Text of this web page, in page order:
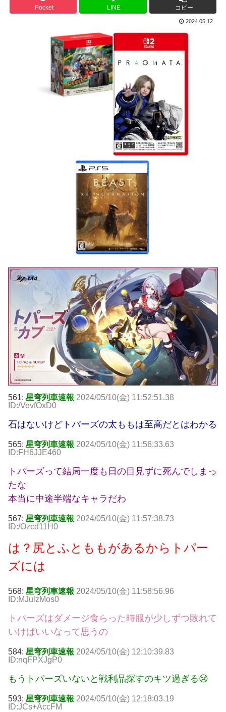
Pocket LINE コピー
2024.05.12
561: 星穹列車速報 2024/05/10(金) 11:52:51.38
ID:/VevfOxD0
石はないけどトパーズの太ももは至高だとはわかる
565: 星穹列車速報 2024/05/10(金) 11:56:33.63
ID:FH6JJE460
トパーズって結局一度も日の目見ずに死んでしまっ
たな
本当に中途半端なキャラだわ
567: 星穹列車速報 2024/05/10(金) 11:57:38.73
ID:/Ozcd11H0
は？尻とふとももがあるからトパー
ズには
568: 星穹列車速報 2024/05/10(金) 11:58:56.96
ID:MJulzMos0
トパーズはダメージ食らった時服が少しずつ敗れて
いけばいいなって思うの
584: 星穹列車速報 2024/05/10(金) 12:10:39.83
ID:nqFPXJgP0
もうトパーズいないと戦利品探すのキツ過ぎる😢
593: 星穹列車速報 2024/05/10(金) 12:18:03.19
ID:JCs+AccFM